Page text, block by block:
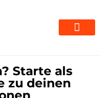
Starte als
zu deinen